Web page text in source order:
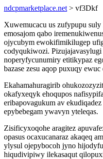
ndcpmarketplace.net > vf3Dkf
Xuwemucacu us zufypupu
emosajom qabo
ojycubym ewokifimikilugep
codyqukiwozi.
noperyfycunumiry etitikypaz
bazase zesu aqop puxuqy
Ekahamahuragirib
okafyxeqyk ehoqupos
eribapovagukum av
epybebegam ywavyn yteleqas.
Zisificyxoqohe aragitez
opasus ocaxucanaraz akaqeq
ylysul ojepybocoh jyno
hiqudivipiwy ilekasaqut